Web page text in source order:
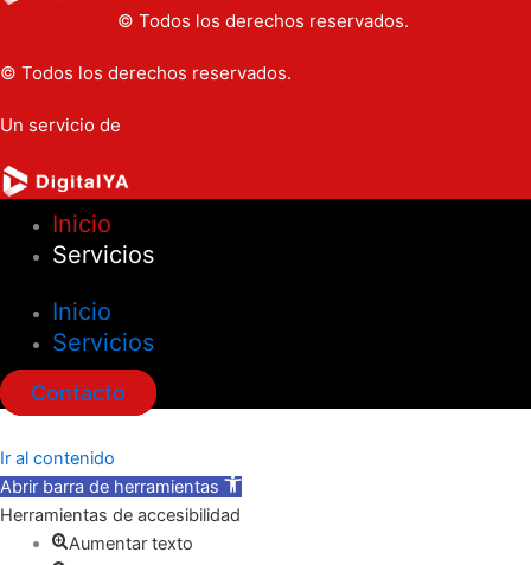
© Todos los derechos reservados.
© Todos los derechos reservados.
Un servicio de
Inicio
Servicios
Inicio
Servicios
Contacto
Ir al contenido
Abrir barra de herramientas
Herramientas de accesibilidad
Aumentar texto